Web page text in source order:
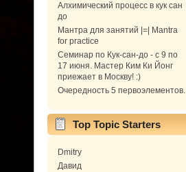
Алхимический процесс в кук сан
до
Мантра для занятий |=| Mantra
for practice
Семинар по Кук-сан-до - с 9 по
17 июня. Мастер Ким Ки Йонг
приежает в Москву! :)
Очередность 5 первоэлементов.
Top Topic Starters
Dmitry
Давид